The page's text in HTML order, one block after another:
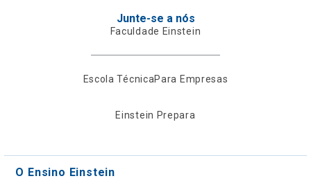
Junte-se a nós
Faculdade Einstein
Escola TécnicaPara Empresas
Einstein Prepara
O Ensino Einstein